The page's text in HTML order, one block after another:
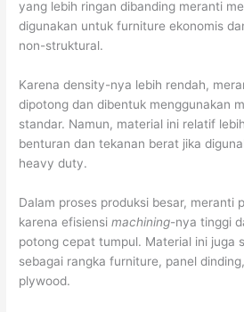
yang lebih ringan dibanding meranti
digunakan untuk furniture ekonomis
non-struktural.
Karena density-nya lebih rendah,
dipotong dan dibentuk menggunakan
standar. Namun, material ini relatif
benturan dan tekanan berat jika
heavy duty.
Dalam proses produksi besar, meranti
karena efisiensimachining-nya tinggi
potong cepat tumpul. Material ini juga
sebagai rangka furniture, panel
plywood.